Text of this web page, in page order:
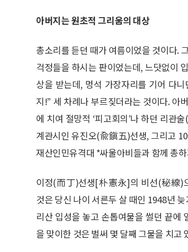
아버지는 원초적 그리움의 대상
총소리를 듣던 때가 여름이었을 것이다.
걱정들을 하시는 판이었는데, 느닷없이
상을 받는데, 멍석 가장자리를 기어 다
지!” 세 차례나 부르짖더라는 것이다. 아
에 치여 절망적 ‘피고회의’나 하던 리
계관시인 유진오(兪鎭五)선생, 그리고
재산인민유격대 *싸울아비들과 함께 총
이정(而丁)선생[朴憲永]의 비선(秘線)
것은 당신 나이 서른두 살 때인 1948년
리산 입성을 놓고 손톱여물을 썰던 끝에
을 맞이한 것은 벌써 몇 달째 그물을 치